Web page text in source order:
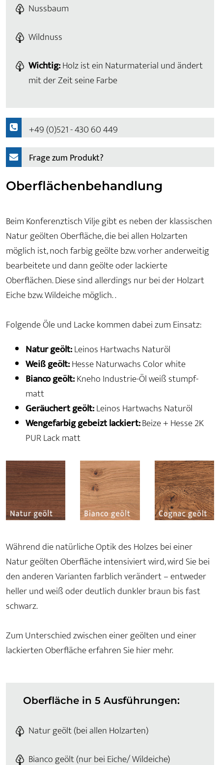
Nussbaum
Wildnuss
Wichtig:Holz ist ein Naturmaterial und ändert
mit der Zeit seine Farbe
+49 (0)521 - 430 60 449
Frage zum Produkt?
Oberflächenbehandlung
Beim Konferenztisch Vilje gibt es neben der klassischen
Natur geölten Oberfläche, die bei allen Holzarten
möglich ist, noch farbig geölte bzw. vorher anderweitig
bearbeitete und dann geölte oder lackierte
Oberflächen. Diese sind allerdings nur bei der Holzart
Eiche bzw. Wildeiche möglich. .
Folgende Öle und Lacke kommen dabei zum Einsatz:
Natur geölt:Leinos Hartwachs Naturöl
Weiß geölt:Hesse Naturwachs Color white
Bianco geölt:Kneho Industrie-Öl weiß stumpf-
matt
Geräuchert geölt:Leinos Hartwachs Naturöl
Wengefarbig gebeizt lackiert:Beize + Hesse 2K
PUR Lack matt
Während die natürliche Optik des Holzes bei einer
Natur geölten Oberfläche intensiviert wird, wird Sie bei
den anderen Varianten farblich verändert – entweder
heller und weiß oder deutlich dunkler braun bis fast
schwarz.
Zum Unterschied zwischen einer geölten und einer
lackierten Oberfläche erfahren Sie hier mehr.
Oberfläche in 5 Ausführungen:
Natur geölt (bei allen Holzarten)
Bianco geölt (nur bei Eiche/ Wildeiche)